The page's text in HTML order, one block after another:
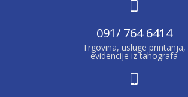
091/ 764 6414
Trgovina, usluge printanja,
evidencije iz tahografa